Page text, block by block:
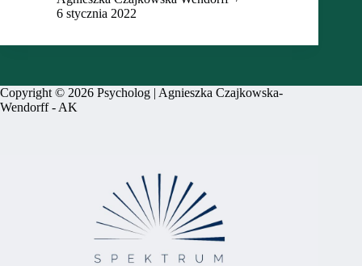
6 stycznia 2022
Copyright © 2026 Psycholog | Agnieszka Czajkowska-
Wendorff - AK